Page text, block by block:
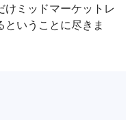
ミッドマーケットレ
いうことに尽きま